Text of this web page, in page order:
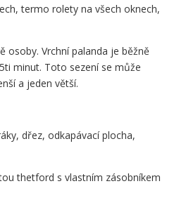
termo rolety na všech oknech,
osoby. Vrchní palanda je běžně
minut. Toto sezení se může
a jeden větší.
dřez, odkapávací plocha,
thetford s vlastním zásobníkem